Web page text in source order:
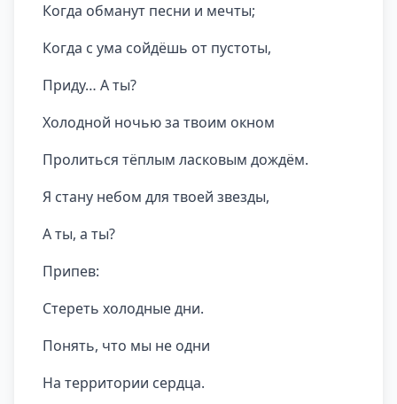
Когда обманут песни и мечты;
Когда с ума сойдёшь от пустоты,
Приду… А ты?
Холодной ночью за твоим окном
Пролиться тёплым ласковым дождём.
Я стану небом для твоей звезды,
А ты, а ты?
Припев:
Стереть холодные дни.
Понять, что мы не одни
На территории сердца.